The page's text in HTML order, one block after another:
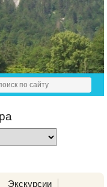
Экскурсии